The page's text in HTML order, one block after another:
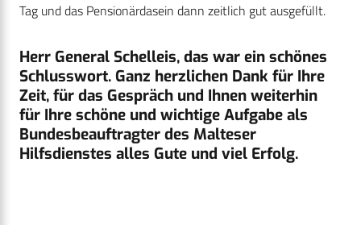
Tag und das Pensionärdasein dann zeitlich gut ausgefüllt.
Herr General Schelleis, das war ein schönes
Schlusswort. Ganz herzlichen Dank für Ihre
Zeit, für das Gespräch und Ihnen weiterhin
für Ihre schöne und wichtige Aufgabe als
Bundesbeauftragter des Malteser
Hilfsdienstes alles Gute und viel Erfolg.